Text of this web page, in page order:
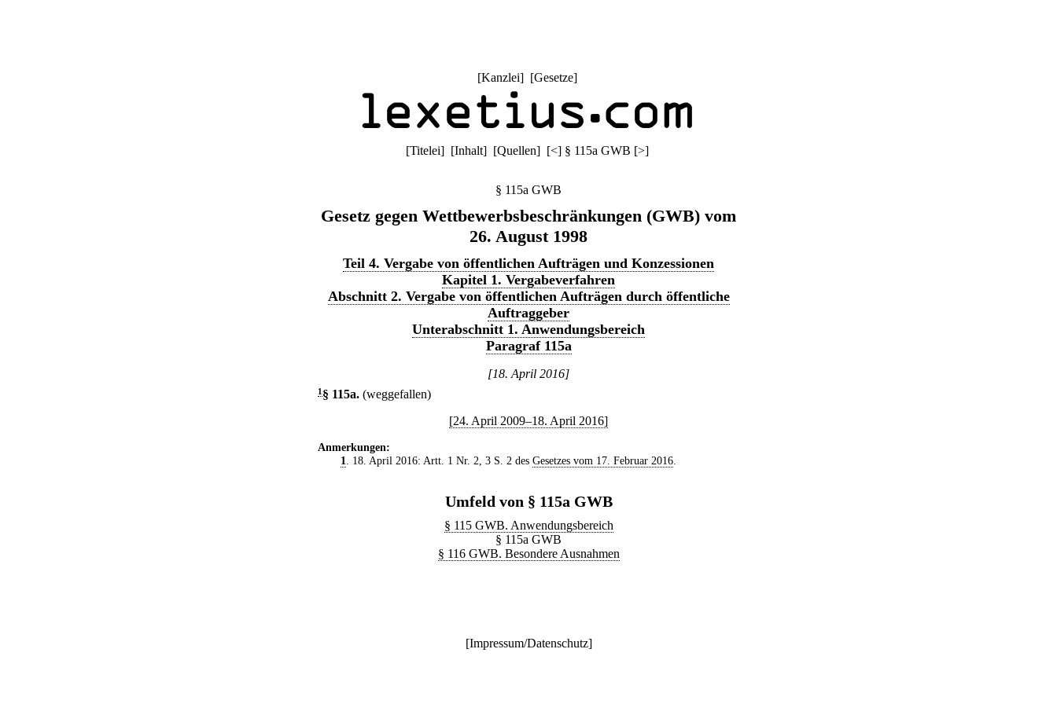
[Kanzlei] [Gesetze]
[Titelei] [Inhalt] [Quellen] [<] § 115a GWB [>]
§ 115a GWB
Gesetz gegen Wettbewerbsbeschränkungen (GWB) vom
26. August 1998
Teil 4. Vergabe von öffentlichen Aufträgen und Konzessionen
Kapitel 1. Vergabeverfahren
Abschnitt 2. Vergabe von öffentlichen Aufträgen durch öffentliche
Auftraggeber
Unterabschnitt 1. Anwendungsbereich
Paragraf 115a
[18. April 2016]
1 § 115a. (weggefallen)
[24. April 2009–18. April 2016]
Anmerkungen:
1
. 18. April 2016: Artt. 1 Nr. 2, 3 S. 2 des Gesetzes vom 17. Februar 2016.
Umfeld von § 115a GWB
§ 115 GWB. Anwendungsbereich
§ 115a GWB
§ 116 GWB. Besondere Ausnahmen
[Impressum/Datenschutz]